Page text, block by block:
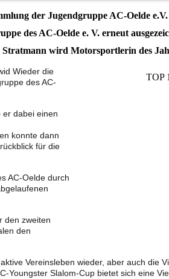
der Jugendgruppe AC-Oelde e.V.
des AC-Oelde e. V. erneut
wird Motorsportlerin des
Wieder die
des AC-
er dabei einen
konnte dann
für die
AC-Oelde durch
den zweiten
den
TOP
Vereinsleben wieder, aber auch die
Youngster Slalom-Cup bietet sich eine